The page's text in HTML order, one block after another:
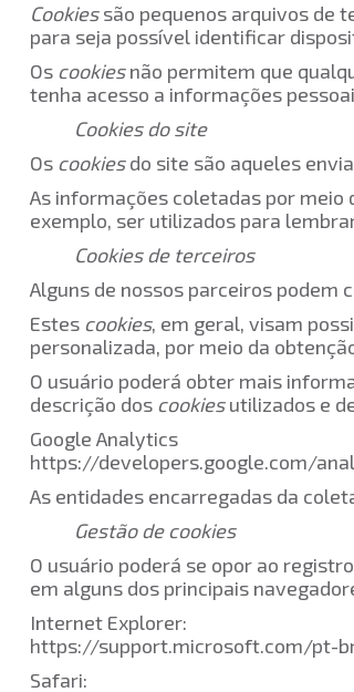
Cookiessão pequenos arquivos de
para seja possível identificar
Os cookiesnão permitem que
tenha acesso a informações
Cookies do site
Os cookiesdo site são aqueles
As informações coletadas por meio
exemplo, ser utilizados para
Cookies de terceiros
Alguns de nossos parceiros podem
Estes cookies, em geral, visam
personalizada, por meio da
O usuário poderá obter mais
descrição dos cookiesutilizados e
Google Analytics
https://developers.google.com/
As entidades encarregadas da
Gestão de cookies
O usuário poderá se opor ao
em alguns dos principais
Internet Explorer:
https://support.microsoft.com/pt-
Safari: